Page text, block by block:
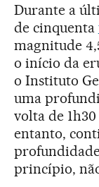
Durante a
de cinquenta
magnitude
o início da
o Instituto
uma
volta de
entanto,
princípio,